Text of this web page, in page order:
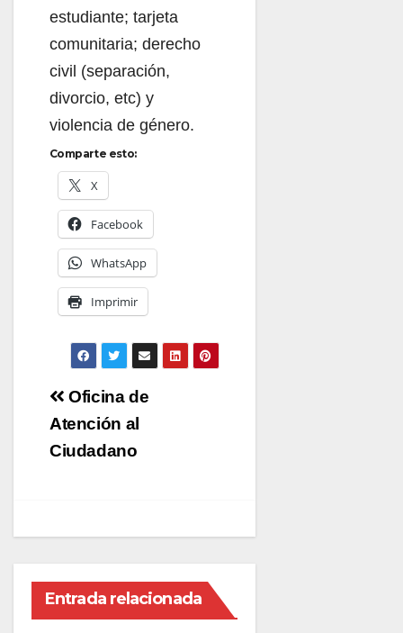
estudiante; tarjeta
comunitaria; derecho
civil (separación,
divorcio, etc) y
violencia de género.
Comparte esto:
X
Facebook
WhatsApp
Imprimir
Navegación
de
entradas
Oficina de
Atención al
Ciudadano
Entrada relacionada